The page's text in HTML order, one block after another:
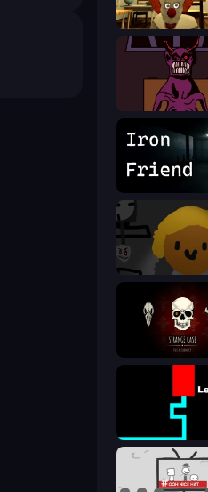
Owner is Dead 2
Scary Maze